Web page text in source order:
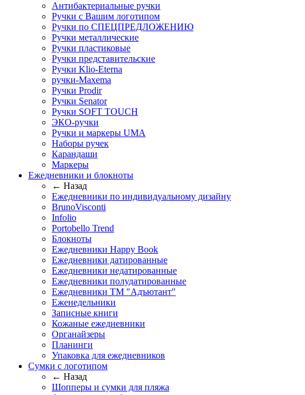
Антибактериальные ручки
Ручки с Вашим логотипом
Ручки по СПЕЦПРЕДЛОЖЕНИЮ
Ручки металлические
Ручки пластиковые
Ручки представительские
Ручки Klio-Eterna
ручки-Maxema
Ручки Prodir
Ручки Senator
Ручки SOFT TOUCH
ЭКО-ручки
Ручки и маркеры UMA
Наборы ручек
Карандаши
Маркеры
Ежедневники и блокноты
← Назад
Ежедневники по индивидуальному дизайну
BrunoVisconti
Infolio
Portobello Trend
Блокноты
Ежедневники Happy Book
Ежедневники датированные
Ежедневники недатированные
Ежедневники полудатированные
Ежедневники ТМ "Адъютант"
Еженедельники
Записные книги
Кожаные ежедневники
Органайзеры
Планинги
Упаковка для ежедневников
Сумки с логотипом
← Назад
Шопперы и сумки для пляжа